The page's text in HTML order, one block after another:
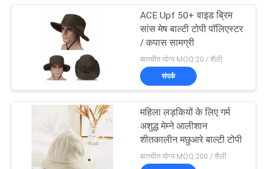
फ्लैट ब्रिम स्नैपबैक हैट्स
समायोज्य गोल्फ सलाम
ACE Upf 50+ वाइड ब्रिम
सांस मेष बाल्टी टोपी पॉलिएस्टर
/ कपास सामग्री
बातचीत योग्य MOQ:20 / शैली
संपर्क
महिला लड़कियों के लिए गर्म
अशुद्ध मेम्ने आलीशान
शीतकालीन मछुआरे बाल्टी टोपी
बातचीत योग्य MOQ:200 / शैली